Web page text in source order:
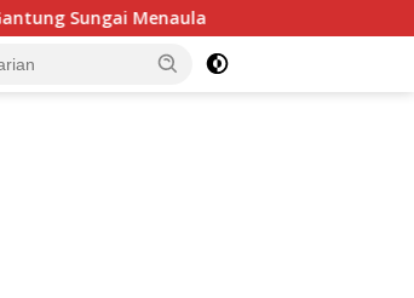
Pererat Kebersamaan, Babinsa Desa